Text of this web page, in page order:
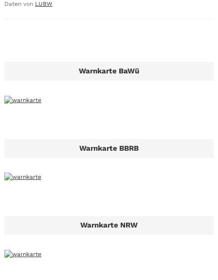
Daten von LUBW
Warnkarte BaWü
Warnkarte BBRB
Warnkarte NRW